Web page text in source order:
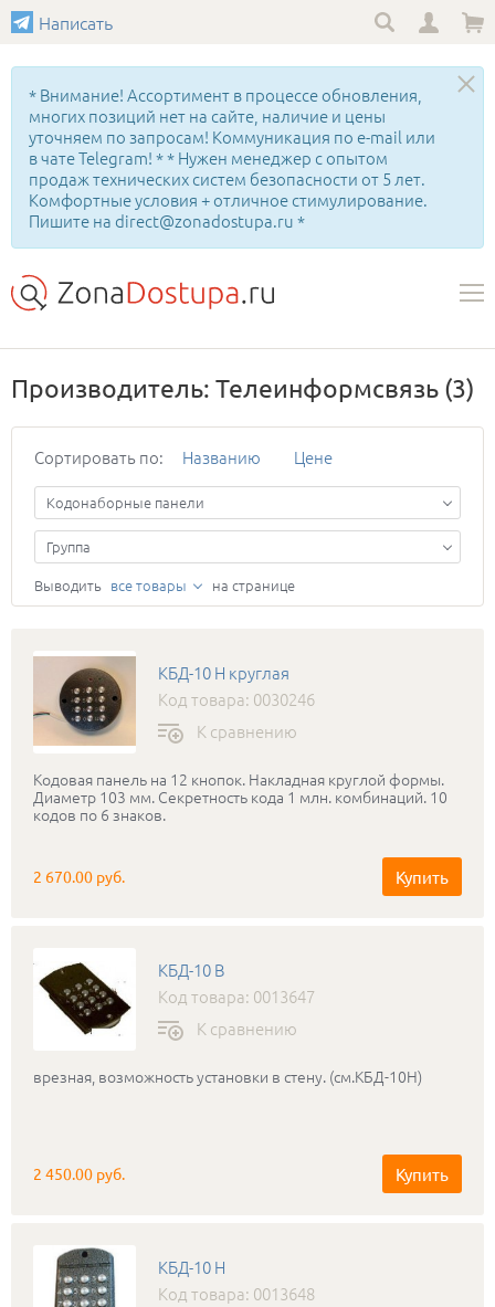
Написать
* Внимание! Ассортимент в процессе обновления,
многих позиций нет на сайте, наличие и цены
уточняем по запросам! Коммуникация по e-mail или
в чате Telegram! * * Нужен менеджер с опытом
продаж технических систем безопасности от 5 лет.
Комфортные условия + отличное стимулирование.
Пишите на direct@zonadostupa.ru *
Производитель: Телеинформсвязь (3)
Сортировать по: Названию Цене
Кодонаборные панели
Группа
Выводить все товары на странице
КБД-10 Н круглая
Код товара: 0030246
К сравнению
Кодовая панель на 12 кнопок. Накладная круглой формы.
Диаметр 103 мм. Секретность кода 1 млн. комбинаций. 10
кодов по 6 знаков.
2 670.00 руб. Купить
КБД-10 В
Код товара: 0013647
К сравнению
врезная, возможность установки в стену. (см.КБД-10Н)
2 450.00 руб. Купить
КБД-10 Н
Код товара: 0013648